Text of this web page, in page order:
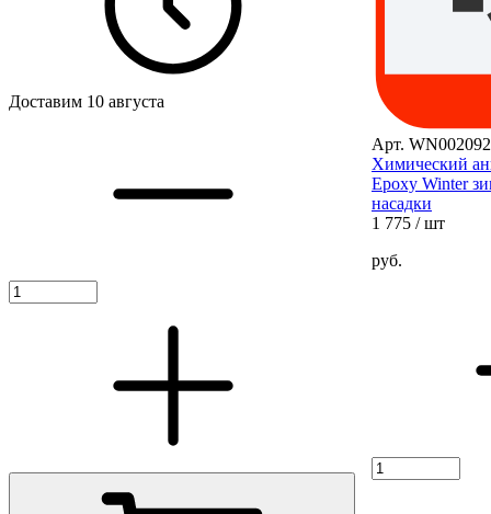
Доставим 10 августа
Арт.
Химический
Epoxy Winter
насадки
1 775 / шт
руб.